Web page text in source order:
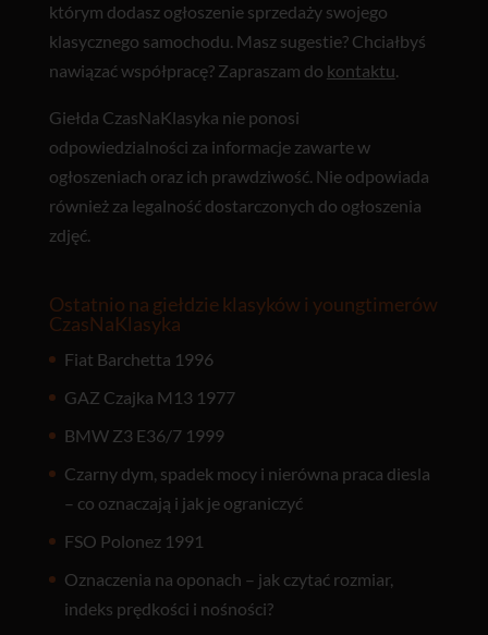
którym dodasz ogłoszenie sprzedaży swojego
klasycznego samochodu. Masz sugestie? Chciałbyś
nawiązać współpracę? Zapraszam do kontaktu.
Giełda CzasNaKlasyka nie ponosi
odpowiedzialności za informacje zawarte w
ogłoszeniach oraz ich prawdziwość. Nie odpowiada
również za legalność dostarczonych do ogłoszenia
zdjęć.
Ostatnio na giełdzie klasyków i youngtimerów
CzasNaKlasyka
Fiat Barchetta 1996
GAZ Czajka M13 1977
BMW Z3 E36/7 1999
Czarny dym, spadek mocy i nierówna praca diesla
– co oznaczają i jak je ograniczyć
FSO Polonez 1991
Oznaczenia na oponach – jak czytać rozmiar,
indeks prędkości i nośności?